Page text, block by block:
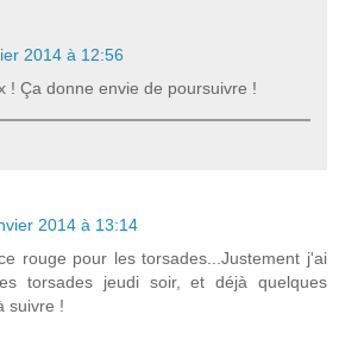
2014 à 12:56
! Ça donne envie de poursuivre !
2014 à 13:14
rouge pour les torsades...Justement j'ai
torsades jeudi soir, et déjà quelques
suivre !